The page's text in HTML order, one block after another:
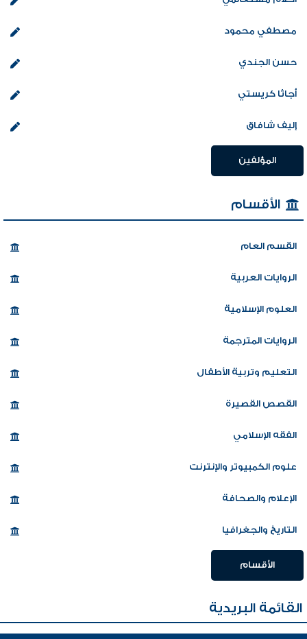
مصطفي محمود
حسن الجندي
أجاثا كريستي
إليف شافاق
المؤلفين
الأقسام
القسم العام
الروايات العربية
العلوم الإسلامية
الروايات المترجمة
التعليم وتربية الأطفال
القصص القصيرة
الفقه الإسلامي
علوم الكمبيوتر والإنترنت
الإعلام والصحافة
التاريخ والجغرافيا
الأقسام
القائمة البريدية